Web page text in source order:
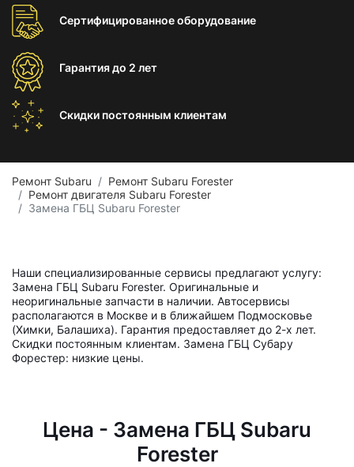
Сертифицированноеоборудование
Гарантиядо 2 лет
Скидки постоянным клиентам
Ремонт Subaru
Ремонт Subaru Forester
Ремонт двигателя Subaru Forester
Замена ГБЦ Subaru Forester
Наши специализированные сервисы предлагают услугу:
Замена ГБЦ Subaru Forester. Оригинальные и
неоригинальные запчасти в наличии. Автосервисы
располагаются в Москве и в ближайшем Подмосковье
(Химки, Балашиха). Гарантия предоставляет до 2-х лет.
Скидки постоянным клиентам. Замена ГБЦ Субару
Форестер: низкие цены.
Цена - Замена ГБЦ Subaru
Forester